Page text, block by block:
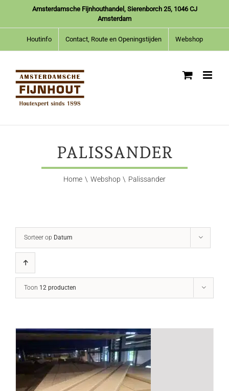
inhoud
Amsterdamsche Fijnhouthandel, Sierenborch 25, 1046 CJ
Amsterdam
Houtinfo Contact, Route en Openingstijden Webshop
PALISSANDER
Home Webshop Palissander
Sorteer op Datum
Toon 12 producten